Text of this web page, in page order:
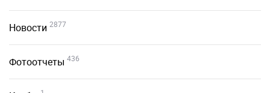
Новости 2877
Фотоотчеты 436